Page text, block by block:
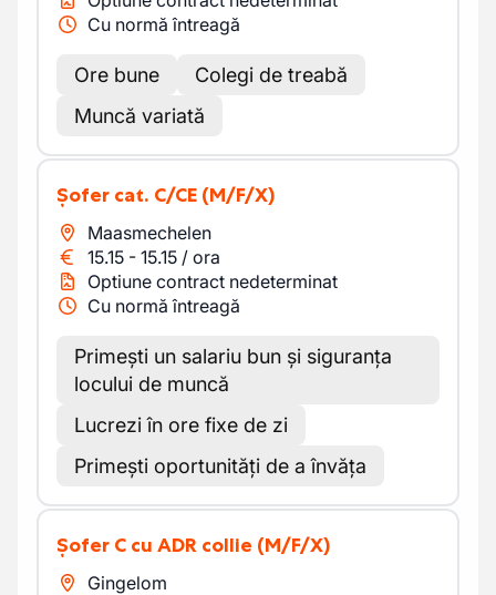
Cu normă întreagă
Ore bune
Colegi de treabă
Muncă variată
Șofer cat. C/CE (M/F/X)
Maasmechelen
15.15 - 15.15 / ora
Optiune contract nedeterminat
Cu normă întreagă
Primești un salariu bun și siguranța
locului de muncă
Lucrezi în ore fixe de zi
Primești oportunități de a învăța
șofer C cu ADR collie (M/F/X)
Gingelom